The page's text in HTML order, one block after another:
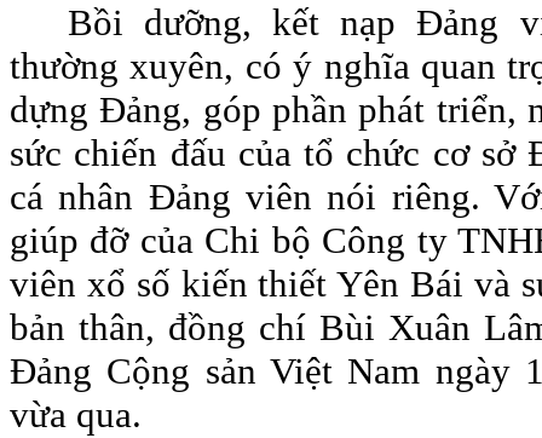
Bồi dưỡng, kết nạp Đảng
thường xuyên, có ý nghĩa quan
dựng Đảng, góp phần phát triển,
sức chiến đấu của tổ chức cơ sở
cá nhân Đảng viên nói riêng.
giúp đỡ của Chi bộ Công ty
viên xổ số kiến thiết Yên Bái và
bản thân, đồng chí Bùi Xuân
Đảng Cộng sản Việt Nam ngày
vừa qua.